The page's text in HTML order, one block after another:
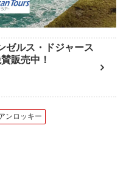
ゼルス・ドジャース
販売中！
ンロッキー